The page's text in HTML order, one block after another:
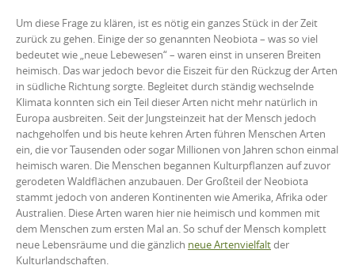
Um diese Frage zu klären, ist es nötig ein ganzes Stück in der Zeit
zurück zu gehen. Einige der so genannten Neobiota – was so viel
bedeutet wie „neue Lebewesen“ – waren einst in unseren Breiten
heimisch. Das war jedoch bevor die Eiszeit für den Rückzug der Arten
in südliche Richtung sorgte. Begleitet durch ständig wechselnde
Klimata konnten sich ein Teil dieser Arten nicht mehr natürlich in
Europa ausbreiten. Seit der Jungsteinzeit hat der Mensch jedoch
nachgeholfen und bis heute kehren Arten führen Menschen Arten
ein, die vor Tausenden oder sogar Millionen von Jahren schon einmal
heimisch waren. Die Menschen begannen Kulturpflanzen auf zuvor
gerodeten Waldflächen anzubauen. Der Großteil der Neobiota
stammt jedoch von anderen Kontinenten wie Amerika, Afrika oder
Australien. Diese Arten waren hier nie heimisch und kommen mit
dem Menschen zum ersten Mal an. So schuf der Mensch komplett
neue Lebensräume und die gänzlich neue Artenvielfaltder
Kulturlandschaften.